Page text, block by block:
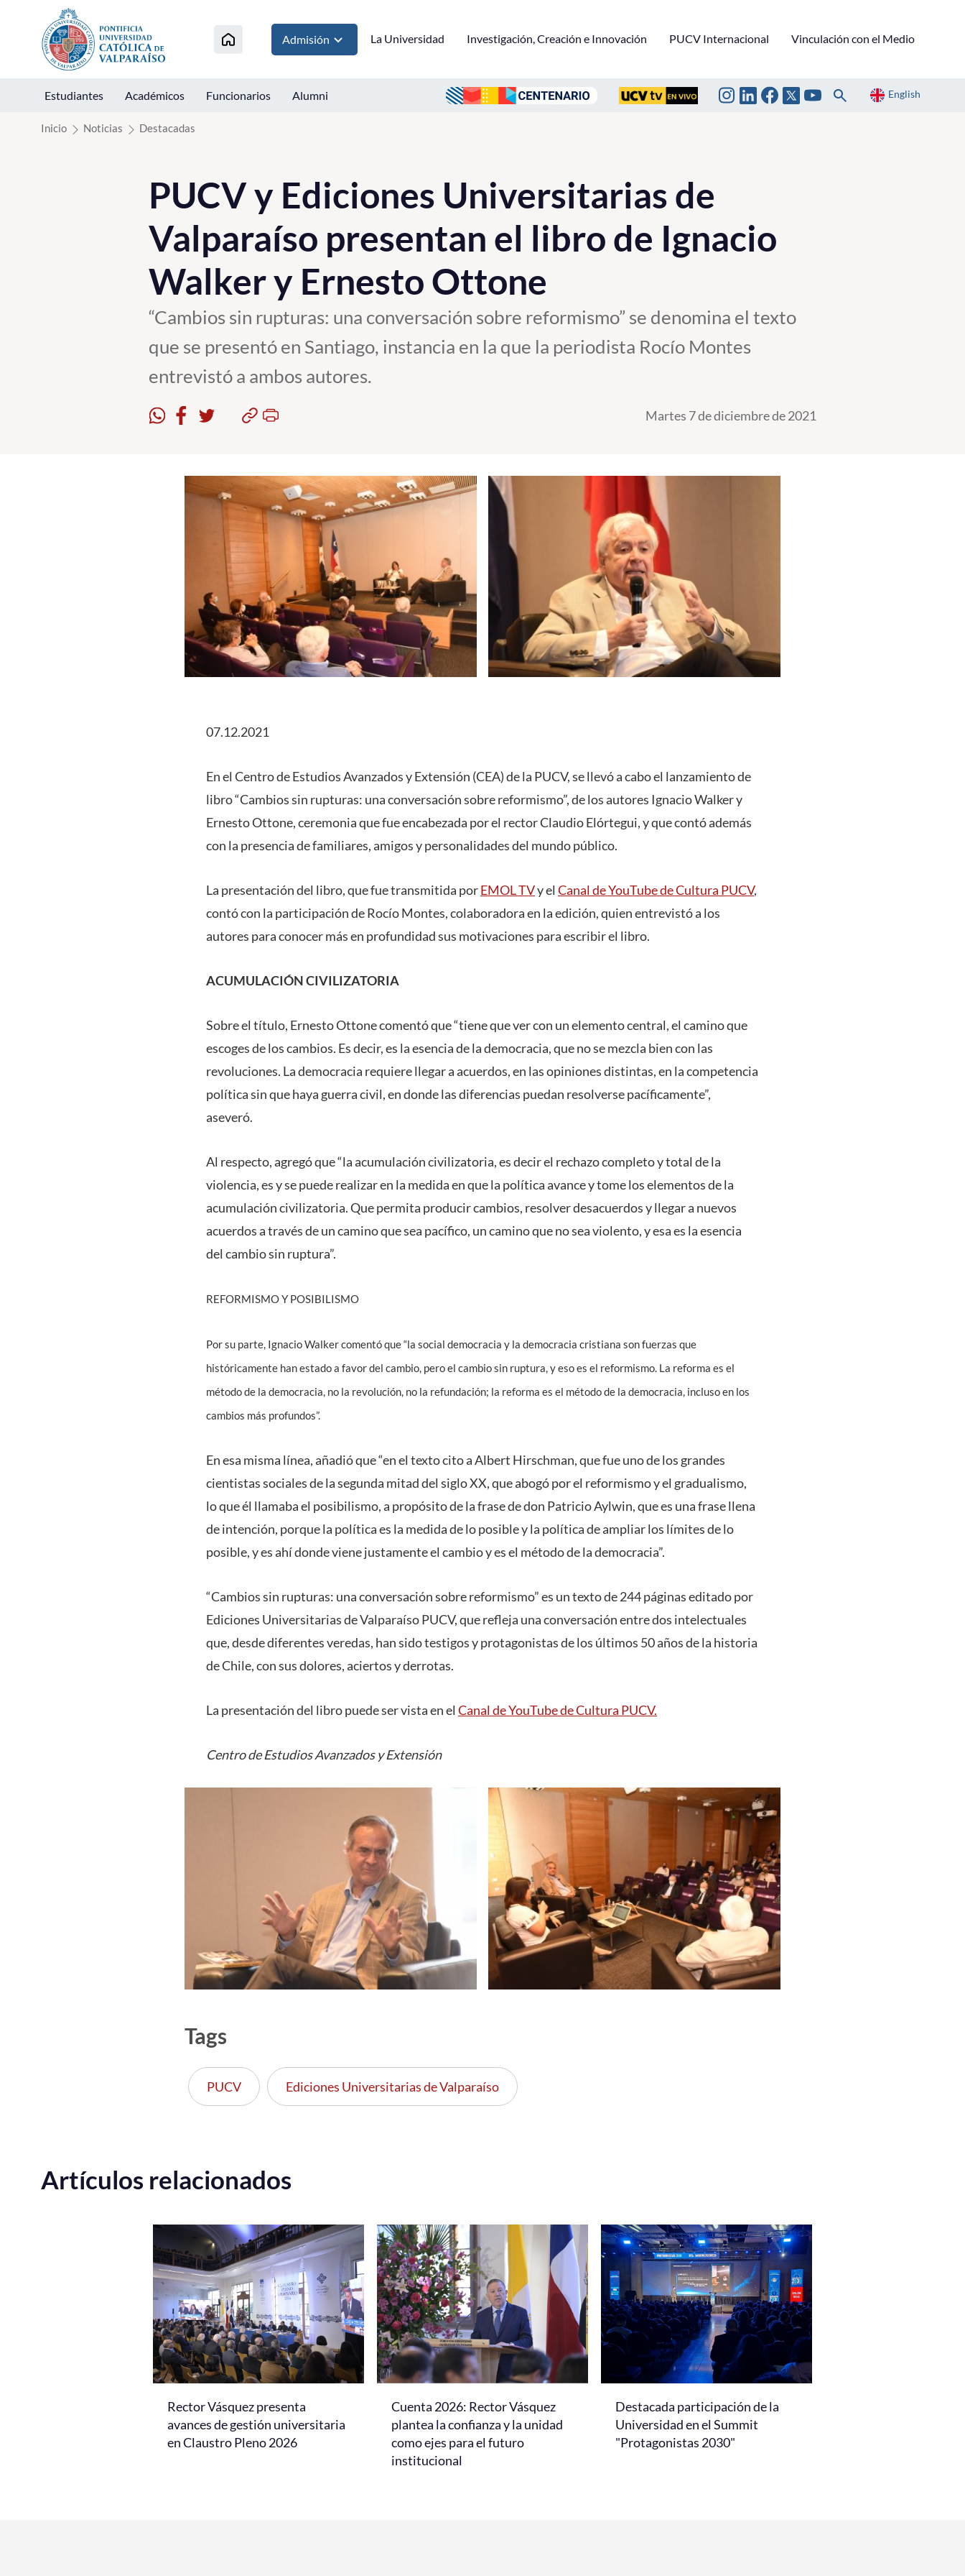
Click acá para ir directamente al contenido
Admisión La Universidad Investigación, Creación e Innovación PUCV Internacional Vinculación con el Medio
Estudiantes Académicos Funcionarios Alumni English
Inicio Noticias Destacadas
PUCV y Ediciones Universitarias de
Valparaíso presentan el libro de Ignacio
Walker y Ernesto Ottone
“Cambios sin rupturas: una conversación sobre reformismo” se denomina el texto
que se presentó en Santiago, instancia en la que la periodista Rocío Montes
entrevistó a ambos autores.
Martes 7 de diciembre de 2021
07.12.2021
En el Centro de Estudios Avanzados y Extensión (CEA) de la PUCV, se llevó a cabo el lanzamiento de
libro “Cambios sin rupturas: una conversación sobre reformismo”, de los autores Ignacio Walker y
Ernesto Ottone, ceremonia que fue encabezada por el rector Claudio Elórtegui, y que contó además
con la presencia de familiares, amigos y personalidades del mundo público.
La presentación del libro, que fue transmitida porEMOL TVy el Canal de YouTube de Cultura PUCV,
contó con la participación de Rocío Montes, colaboradora en la edición, quien entrevistó a los
autores para conocer más en profundidad sus motivaciones para escribir el libro.
ACUMULACIÓN CIVILIZATORIA
Sobre el título, Ernesto Ottone comentó que “tiene que ver con un elemento central, el camino que
escoges de los cambios. Es decir, es la esencia de la democracia, que no se mezcla bien con las
revoluciones. La democracia requiere llegar a acuerdos, en las opiniones distintas, en la competencia
política sin que haya guerra civil, en donde las diferencias puedan resolverse pacíficamente”,
aseveró.
Al respecto, agregó que “la acumulación civilizatoria, es decir el rechazo completo y total de la
violencia, es y se puede realizar en la medida en que la política avance y tome los elementos de la
acumulación civilizatoria. Que permita producir cambios, resolver desacuerdos y llegar a nuevos
acuerdos a través de un camino que sea pacífico, un camino que no sea violento, y esa es la esencia
del cambio sin ruptura”.
REFORMISMO Y POSIBILISMO
Por su parte, Ignacio Walker comentó que “la social democracia y la democracia cristiana son fuerzas que
históricamente han estado a favor del cambio, pero el cambio sin ruptura, y eso es el reformismo. La reforma es el
método de la democracia, no la revolución, no la refundación; la reforma es el método de la democracia, incluso en los
cambios más profundos”.
En esa misma línea, añadió que “en el texto cito a Albert Hirschman, que fue uno de los grandes
cientistas sociales de la segunda mitad del siglo XX, que abogó por el reformismo y el gradualismo,
lo que él llamaba el posibilismo, a propósito de la frase de don Patricio Aylwin, que es una frase llena
de intención, porque la política es la medida de lo posible y la política de ampliar los límites de lo
posible, y es ahí donde viene justamente el cambio y es el método de la democracia”.
“Cambios sin rupturas: una conversación sobre reformismo” es un texto de 244 páginas editado por
Ediciones Universitarias de Valparaíso PUCV, que refleja una conversación entre dos intelectuales
que, desde diferentes veredas, han sido testigos y protagonistas de los últimos 50 años de la historia
de Chile, con sus dolores, aciertos y derrotas.
La presentación del libro puede ser vista en el Canal de YouTube de Cultura PUCV.
Centro de Estudios Avanzados y Extensión
Tags
PUCV Ediciones Universitarias de Valparaíso
Artículos relacionados
Rector Vásquez presenta
avances de gestión universitaria
en Claustro Pleno 2026
Cuenta 2026: Rector Vásquez
plantea la confianza y la unidad
como ejes para el futuro
institucional
Destacada participación de la
Universidad en el Summit
"Protagonistas 2030"